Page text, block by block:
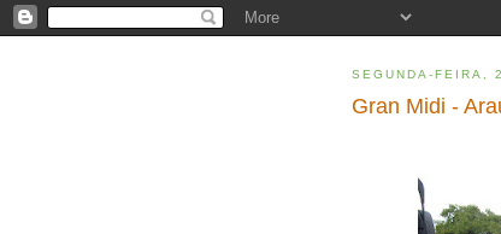
SEGUNDA-FEIRA,
Gran Midi -